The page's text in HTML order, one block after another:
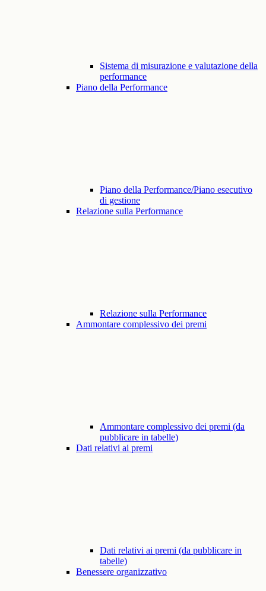
Sistema di misurazione e valutazione della
performance
Piano della Performance
Piano della Performance/Piano esecutivo
di gestione
Relazione sulla Performance
Relazione sulla Performance
Ammontare complessivo dei premi
Ammontare complessivo dei premi (da
pubblicare in tabelle)
Dati relativi ai premi
Dati relativi ai premi (da pubblicare in
tabelle)
Benessere organizzativo